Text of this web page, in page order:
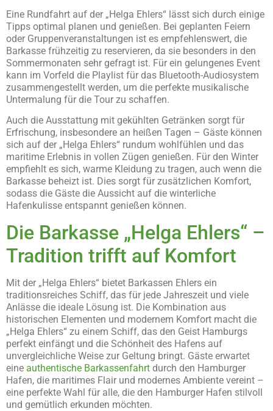
Eine Rundfahrt auf der „Helga Ehlers“ lässt sich durch einige
Tipps optimal planen und genießen. Bei geplanten Feiern
oder Gruppenveranstaltungen ist es empfehlenswert, die
Barkasse frühzeitig zu reservieren, da sie besonders in den
Sommermonaten sehr gefragt ist. Für ein gelungenes Event
kann im Vorfeld die Playlist für das Bluetooth-Audiosystem
zusammengestellt werden, um die perfekte musikalische
Untermalung für die Tour zu schaffen.
Auch die Ausstattung mit gekühlten Getränken sorgt für
Erfrischung, insbesondere an heißen Tagen – Gäste können
sich auf der „Helga Ehlers“ rundum wohlfühlen und das
maritime Erlebnis in vollen Zügen genießen. Für den Winter
empfiehlt es sich, warme Kleidung zu tragen, auch wenn die
Barkasse beheizt ist. Dies sorgt für zusätzlichen Komfort,
sodass die Gäste die Aussicht auf die winterliche
Hafenkulisse entspannt genießen können.
Die Barkasse „Helga Ehlers“ –
Tradition trifft auf Komfort
Mit der „Helga Ehlers“ bietet Barkassen Ehlers ein
traditionsreiches Schiff, das für jede Jahreszeit und viele
Anlässe die ideale Lösung ist. Die Kombination aus
historischen Elementen und modernem Komfort macht die
„Helga Ehlers“ zu einem Schiff, das den Geist Hamburgs
perfekt einfängt und die Schönheit des Hafens auf
unvergleichliche Weise zur Geltung bringt. Gäste erwartet
eine authentische Barkassenfahrt durch den Hamburger
Hafen, die maritimes Flair und modernes Ambiente vereint –
eine perfekte Wahl für alle, die den Hamburger Hafen stilvoll
und gemütlich erkunden möchten.